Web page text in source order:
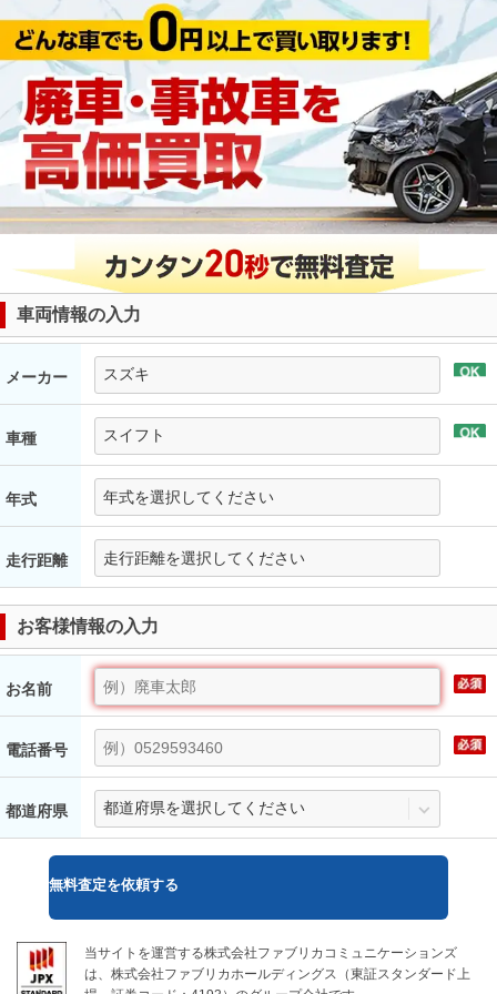
車両情報の入力
メーカー
車種
年式
走行距離
お客様情報の入力
お名前
電話番号
都道府県
無料査定を依頼する
当サイトを運営する株式会社ファブリカコミュニケーションズ
は、株式会社ファブリカホールディングス（東証スタンダード上